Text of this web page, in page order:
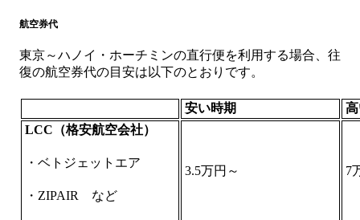
航空券代
東京～ハノイ・ホーチミンの直行便を利用する場合、往
復の航空券代の目安は以下のとおりです。
安い時期
LCC （格安航空会社）
・ベトジェットエア
・ZIPAIR など
3.5万円～ 7